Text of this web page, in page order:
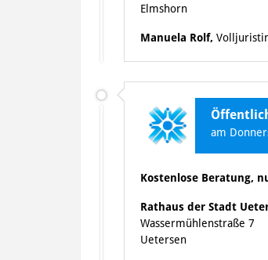
Elmshorn
Manuela Rolf,
am
Kostenlose Beratung,
Rathaus der Stadt
Wassermühlenstraße 7
Uetersen